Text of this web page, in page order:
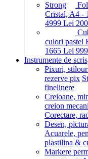
Cristal, A4 -
4999 Lei 20
culori pastel
1665 Lei 999
Instrumente de
Pixuri,
rezerve pix
finelinere
Creioane,
creion
Corectare,
Desen,
Acuarele,
plastilina &
Markere